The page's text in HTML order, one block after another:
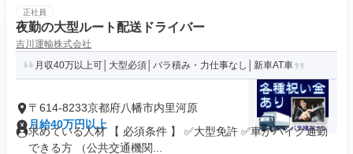
正社員
夜勤の大型ルート配送ドライバー
吉川運輸株式会社
月収40万以上可│大型必須│バラ積み・力仕事なし│新車AT車
〒614-8233京都府八幡市内里河原
月給40万円以上
求めている人材 【 必須条件 】 ✅大型免許 ✅車かバイク通勤
できる方 （公共交通機関...